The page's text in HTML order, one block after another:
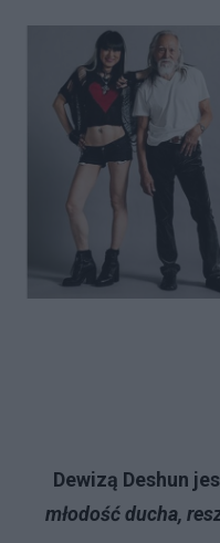
Dewizą Deshun
młodość ducha,